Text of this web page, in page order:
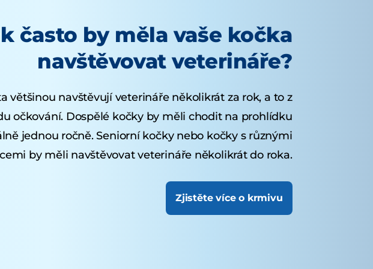
často by měla vaše kočka
navštěvovat veterináře?
většinou navštěvují veterináře několikrát za rok, a to z
očkování. Dospělé kočky by měli chodit na prohlídku
jednou ročně. Seniorní kočky nebo kočky s různými
by měli navštěvovat veterináře několikrát do roka.
Zjistěte více o krmivu